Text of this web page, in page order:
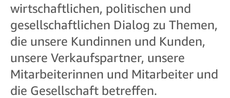
wirtschaftlichen, politischen und
gesellschaftlichen Dialog zu Themen,
die unsere Kundinnen und Kunden,
unsere Verkaufspartner, unsere
Mitarbeiterinnen und Mitarbeiter und
die Gesellschaft betreffen.